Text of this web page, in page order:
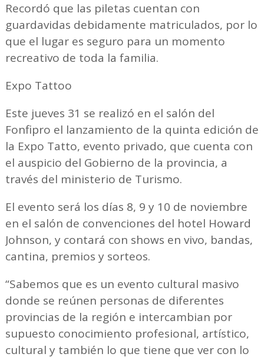
Recordó que las piletas cuentan con
guardavidas debidamente matriculados, por lo
que el lugar es seguro para un momento
recreativo de toda la familia.
Expo Tattoo
Este jueves 31 se realizó en el salón del
Fonfipro el lanzamiento de la quinta edición de
la Expo Tatto, evento privado, que cuenta con
el auspicio del Gobierno de la provincia, a
través del ministerio de Turismo.
El evento será los días 8, 9 y 10 de noviembre
en el salón de convenciones del hotel Howard
Johnson, y contará con shows en vivo, bandas,
cantina, premios y sorteos.
“Sabemos que es un evento cultural masivo
donde se reúnen personas de diferentes
provincias de la región e intercambian por
supuesto conocimiento profesional, artístico,
cultural y también lo que tiene que ver con lo